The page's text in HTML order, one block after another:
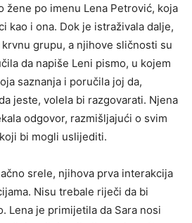
žene po imenu Lena Petrović, koja
kao i ona. Dok je istraživala dalje,
grupu, a njihove sličnosti su
da napiše Leni pismo, u kojem
saznanja i poručila joj da,
jeste, volela bi razgovarati. Njena
odgovor, razmišljajući o svim
bi mogli uslijediti.
srele, njihova prva interakcija
Nisu trebale riječi da bi
Lena je primijetila da Sara nosi